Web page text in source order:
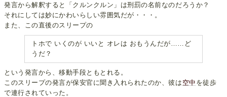
発言から解釈すると「クルンクルン」は刑罰の名前なのだろうか？
それにしては妙にかわいらしい雰囲気だが・・・。
また、この直後のスリープの
トホで いくのが いいと オレは おもうんだが……ど
うだ？
という発言から、移動手段ともとれる。
このスリープの発言が保安官に聞き入れられたのか、彼は 空中 を徒歩
で連行されていった。